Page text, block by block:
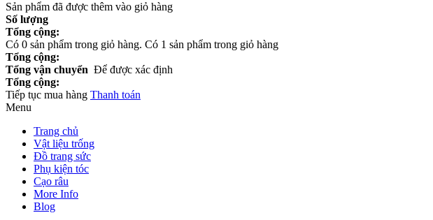
Sản phẩm đã được thêm vào giỏ hàng
Số lượng
Tổng cộng:
Có 0 sản phẩm trong giỏ hàng. Có 1 sản phẩm trong giỏ hàng
Tổng cộng:
Tổng vận chuyển Để được xác định
Tổng cộng:
Tiếp tục mua hàng Thanh toán
Menu
Trang chủ
Vật liệu trống
Đồ trang sức
Phụ kiện tóc
Cạo râu
More Info
Blog